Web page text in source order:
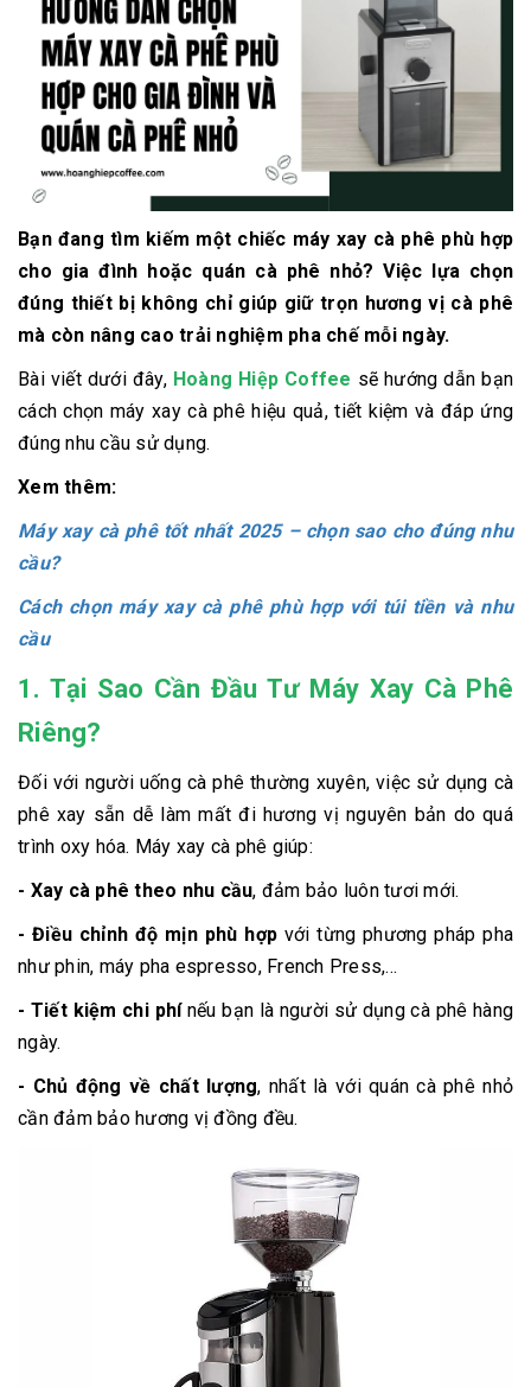
Bạn đang tìm kiếm một chiếc máy xay cà phê phù hợp
cho gia đình hoặc quán cà phê nhỏ? Việc lựa chọn
đúng thiết bị không chỉ giúp giữ trọn hương vị cà phê
mà còn nâng cao trải nghiệm pha chế mỗi ngày.
Bài viết dưới đây, Hoàng Hiệp Coffee sẽ hướng dẫn bạn
cách chọn máy xay cà phê hiệu quả, tiết kiệm và đáp ứng
đúng nhu cầu sử dụng.
Xem thêm:
Máy xay cà phê tốt nhất 2025 – chọn sao cho đúng nhu
cầu?
Cách chọn máy xay cà phê phù hợp với túi tiền và nhu
cầu
1. Tại Sao Cần Đầu Tư Máy Xay Cà Phê
Riêng?
Đối với người uống cà phê thường xuyên, việc sử dụng cà
phê xay sẵn dễ làm mất đi hương vị nguyên bản do quá
trình oxy hóa. Máy xay cà phê giúp:
- Xay cà phê theo nhu cầu, đảm bảo luôn tươi mới.
- Điều chỉnh độ mịn phù hợp với từng phương pháp pha
như phin, máy pha espresso, French Press,...
- Tiết kiệm chi phínếu bạn là người sử dụng cà phê hàng
ngày.
- Chủ động về chất lượng, nhất là với quán cà phê nhỏ
cần đảm bảo hương vị đồng đều.